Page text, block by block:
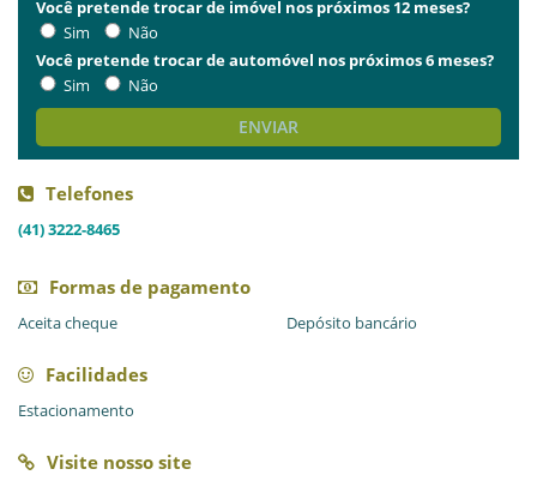
Você pretende trocar de imóvel nos próximos 12 meses?
Sim
Não
Você pretende trocar de automóvel nos próximos 6 meses?
Sim
Não
ENVIAR
Telefones
(41) 3222-8465
Formas de pagamento
Aceita cheque Depósito bancário
Facilidades
Estacionamento
Visite nosso site